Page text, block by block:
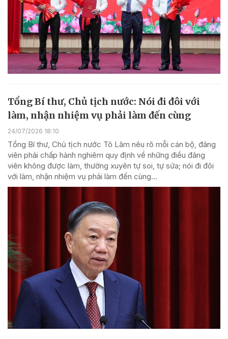
Tổng Bí thư, Chủ tịch nước: Nói đi đôi với
làm, nhận nhiệm vụ phải làm đến cùng
24/07/2026 18:10
Tổng Bí thư, Chủ tịch nước Tô Lâm nêu rõ mỗi cán bộ, đảng
viên phải chấp hành nghiêm quy định về những điều đảng
viên không được làm, thường xuyên tự soi, tự sửa; nói đi đôi
với làm, nhận nhiệm vụ phải làm đến cùng...